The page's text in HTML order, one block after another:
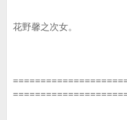
花野馨之次女。